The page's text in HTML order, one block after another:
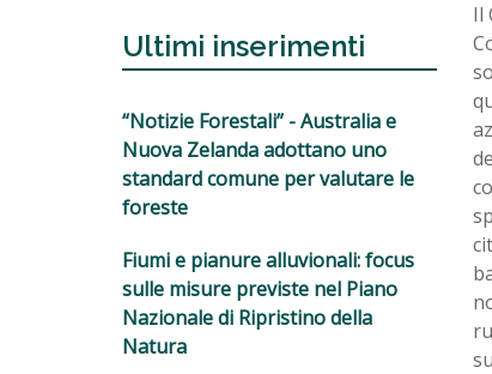
Ultimi inserimenti
“Notizie Forestali” - Australia e
Nuova Zelanda adottano uno
standard comune per valutare le
foreste
Fiumi e pianure alluvionali: focus
sulle misure previste nel Piano
Nazionale di Ripristino della
Natura
Il